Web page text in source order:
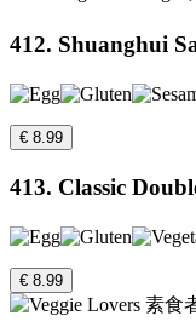
412. Shuanghui
€ 8.99
413. Classic
€ 8.99